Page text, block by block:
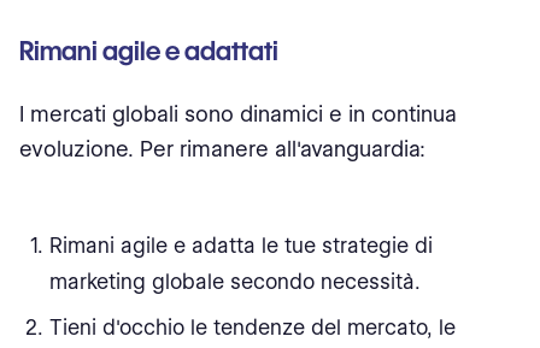
Rimani agile e adattati
I mercati globali sono dinamici e in continua
evoluzione. Per rimanere all'avanguardia:
Rimani agile e adatta le tue strategie di
marketing globale secondo necessità.
Tieni d'occhio le tendenze del mercato, le